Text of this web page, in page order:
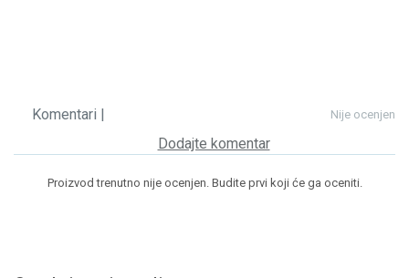
Nije ocenjen
Komentari |
Dodajte komentar
Proizvod trenutno nije ocenjen. Budite prvi koji će ga oceniti.